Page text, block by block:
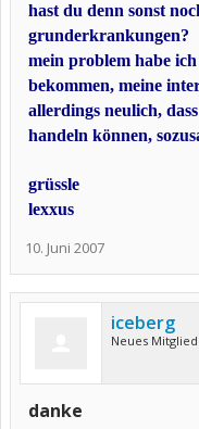
hast du denn sonst
grunderkrankungen?
mein problem habe
bekommen, meine
allerdings neulich,
handeln können,
grüssle
lexxus
10. Juni 2007
iceberg
Neues Mitglied
danke